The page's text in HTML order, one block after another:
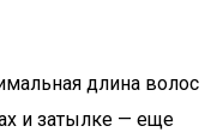
длина волос
и затылке — еще